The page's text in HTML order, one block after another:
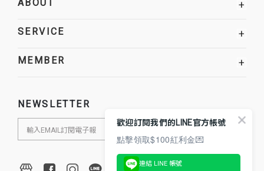
+
SERVICE +
MEMBER +
NEWSLETTER
歡迎訂閱我們的LINE官方帳號
點擊領取$100紅利金💌
連結 LINE 帳號